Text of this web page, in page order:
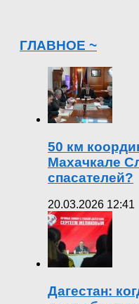
ГЛАВНОЕ ~
50 км
Махачкале
спасателей?
20.03.2026 12:41
Дагестан: